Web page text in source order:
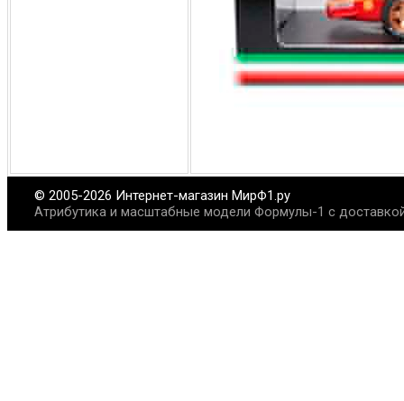
© 2005-2026 Интернет-магазин МирФ1.ру
Атрибутика и масштабные модели Формулы-1 с